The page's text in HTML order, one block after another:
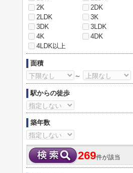
2K
2DK
2LDK
3K
3DK
3LDK
4K
4DK
4LDK以上
面積
～
駅からの徒歩
築年数
269件が該当